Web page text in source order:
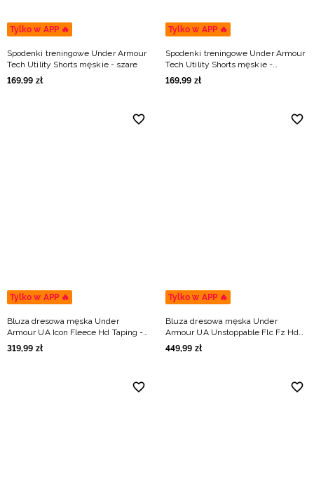
Tylko w APP 🔥
Spodenki treningowe Under Armour
Tech Utility Shorts męskie - szare
169,99 zł
Tylko w APP 🔥
Spodenki treningowe Under Armour
Tech Utility Shorts męskie -
granatowe
169,99 zł
Tylko w APP 🔥
Bluza dresowa męska Under
Armour UA Icon Fleece Hd Taping -
khaki
319,99 zł
Tylko w APP 🔥
Bluza dresowa męska Under
Armour UA Unstoppable Flc Fz Hd
Eu - zielona
449,99 zł